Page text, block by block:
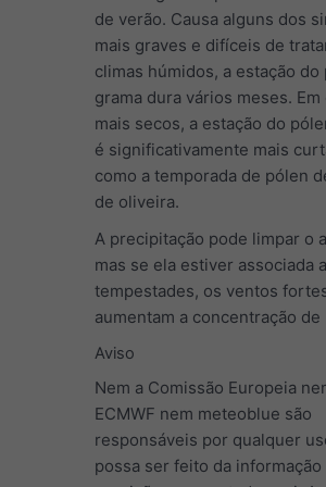
de verão. Causa alguns dos
mais graves e difíceis de
climas húmidos, a estação do
grama dura vários meses. Em
mais secos, a estação do
é significativamente mais
como a temporada de pólen
de oliveira.
A precipitação pode limpar o
mas se ela estiver associada a
tempestades, os ventos
aumentam a concentração de
Aviso
Nem a Comissão Europeia
ECMWF nem meteoblue são
responsáveis por qualquer
possa ser feito da informação